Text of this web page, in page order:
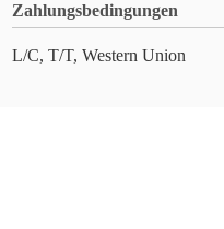
Zahlungsbedingungen
L/C, T/T, Western Union